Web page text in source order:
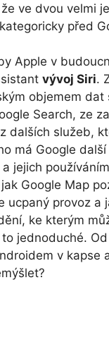
ve dvou velmi
před
Apple v
vývoj Siri.
objemem dat
Search, ze
dalších služeb,
má Google
jejich
Google Map
ucpaný provoz a
ke kterým
jednoduché.
v kapse